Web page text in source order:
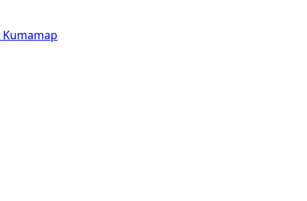
Kumamap